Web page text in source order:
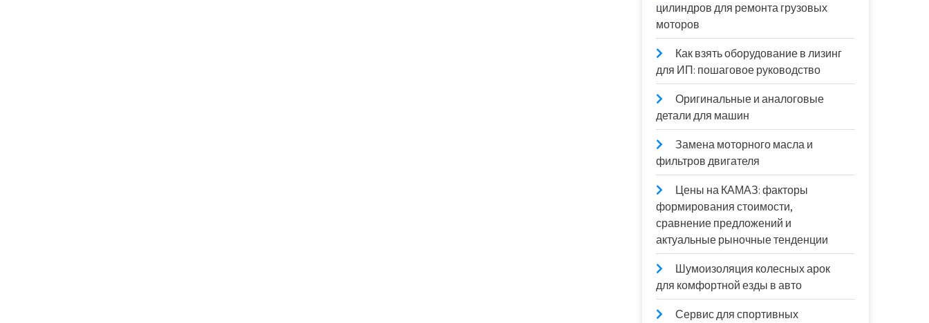
цилиндров для ремонта грузовых
моторов
Как взять оборудование в лизинг
для ИП: пошаговое руководство
Оригинальные и аналоговые
детали для машин
Замена моторного масла и
фильтров двигателя
Цены на КАМАЗ: факторы
формирования стоимости,
сравнение предложений и
актуальные рыночные тенденции
Шумоизоляция колесных арок
для комфортной езды в авто
Сервис для спортивных